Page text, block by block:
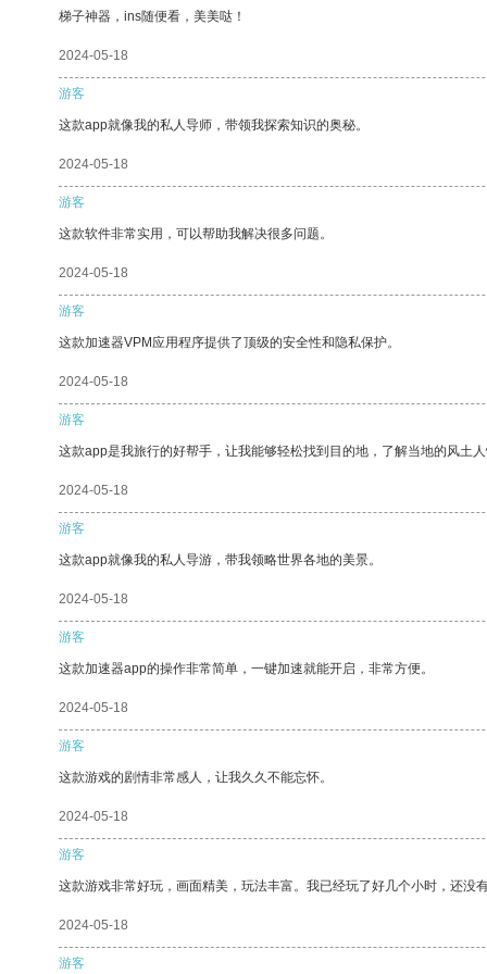
梯子神器，ins随便看，美美哒！
2024-05-18
游客
这款app就像我的私人导师，带领我探索知识的奥秘。
2024-05-18
游客
这款软件非常实用，可以帮助我解决很多问题。
2024-05-18
游客
这款加速器VPM应用程序提供了顶级的安全性和隐私保护。
2024-05-18
游客
这款app是我旅行的好帮手，让我能够轻松找到目的地，了解当地的风土
2024-05-18
游客
这款app就像我的私人导游，带我领略世界各地的美景。
2024-05-18
游客
这款加速器app的操作非常简单，一键加速就能开启，非常方便。
2024-05-18
游客
这款游戏的剧情非常感人，让我久久不能忘怀。
2024-05-18
游客
这款游戏非常好玩，画面精美，玩法丰富。我已经玩了好几个小时，还没
2024-05-18
游客